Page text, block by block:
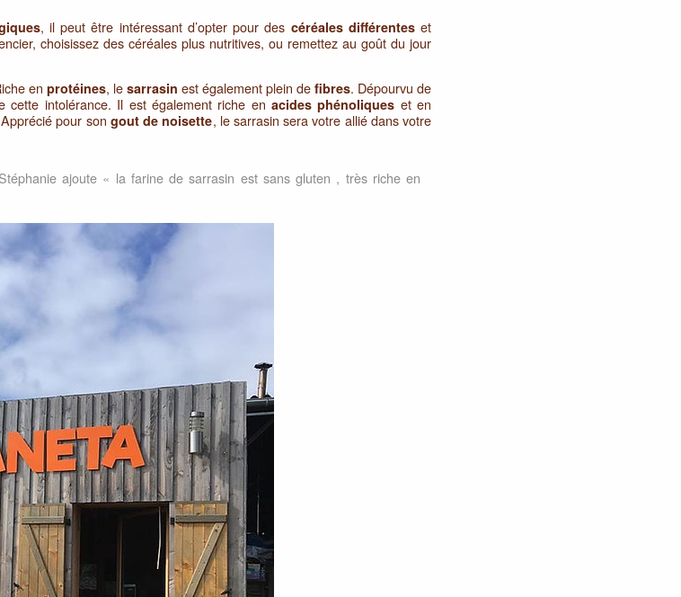
, il peut être intéressant d’opter pour des céréales différenteset
choisissez des céréales plus nutritives, ou remettez au goût du jour
enprotéines, lesarrasin est également plein defibres. Dépourvu de
cette intolérance. Il est également riche enacides phénoliques et en
pour son gout de noisette, le sarrasin sera votre allié dans votre
ajoute « la farine de sarrasin est sans gluten , très riche en